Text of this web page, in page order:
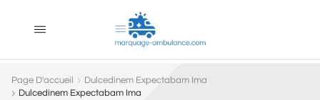
Page D'accueil
Dulcedinem Expectabam Ima
Dulcedinem Expectabam Ima